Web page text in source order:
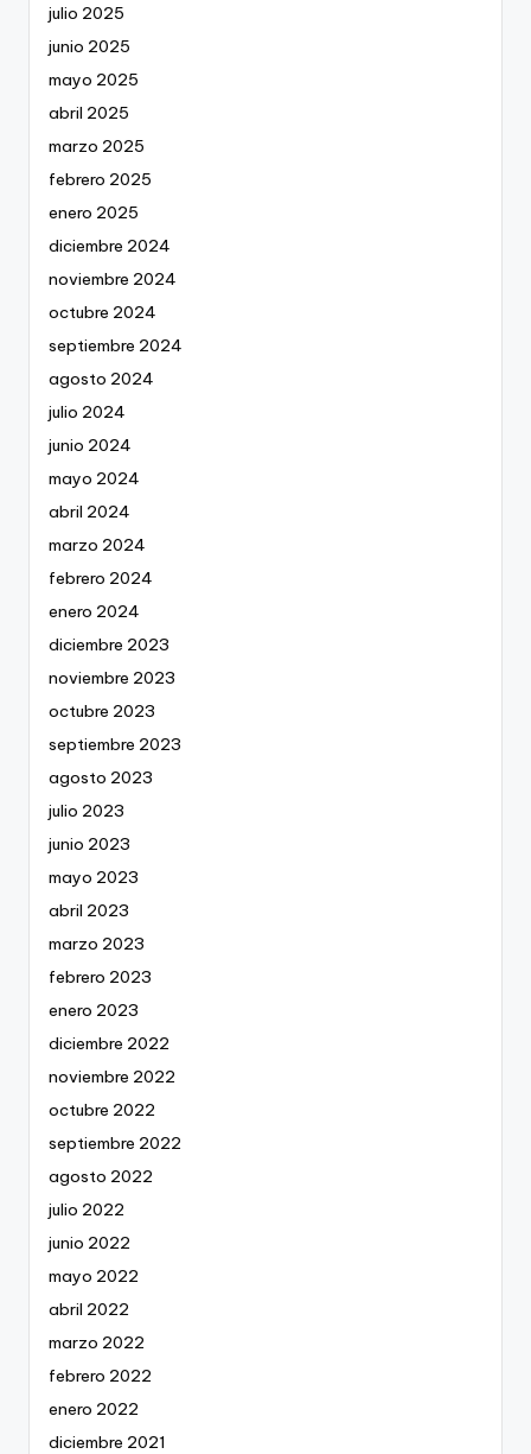
julio 2025
junio 2025
mayo 2025
abril 2025
marzo 2025
febrero 2025
enero 2025
diciembre 2024
noviembre 2024
octubre 2024
septiembre 2024
agosto 2024
julio 2024
junio 2024
mayo 2024
abril 2024
marzo 2024
febrero 2024
enero 2024
diciembre 2023
noviembre 2023
octubre 2023
septiembre 2023
agosto 2023
julio 2023
junio 2023
mayo 2023
abril 2023
marzo 2023
febrero 2023
enero 2023
diciembre 2022
noviembre 2022
octubre 2022
septiembre 2022
agosto 2022
julio 2022
junio 2022
mayo 2022
abril 2022
marzo 2022
febrero 2022
enero 2022
diciembre 2021